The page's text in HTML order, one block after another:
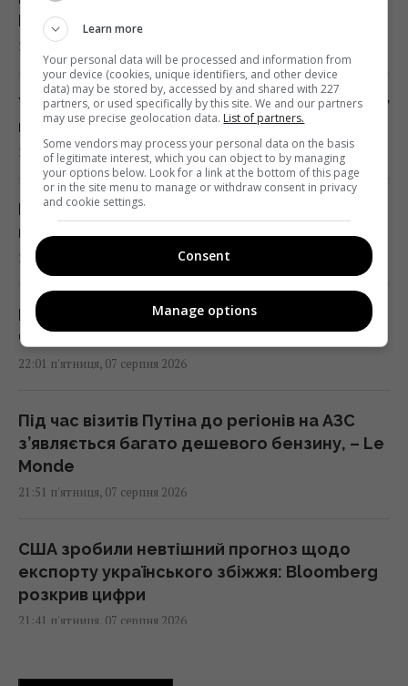
Німеччині літали підозрілі дрони, -ЗМІ
22:33 п'ятниця, 07 серпня 2026
У сумнозвісних Boeing-737 виявили ще одну
проблему
22:31 п'ятниця, 07 серпня 2026
Росія нарешті повертає свій ядерний
крейсер за $5 млрд, але є проблема
22:12 п'ятниця, 07 серпня 2026
Росія збирається остаточно анексувати
частину Грузії, - країни НАТО
22:01 п'ятниця, 07 серпня 2026
Під час візитів Путіна до регіонів на АЗС
з’являється багато дешевого бензину, – Le
Monde
21:51 п'ятниця, 07 серпня 2026
США зробили невтішний прогноз щодо
експорту українського збіжжя: Bloomberg
розкрив цифри
21:41 п'ятниця, 07 серпня 2026
В результаті атаки РФ знищено найбільший
Learn more
Your personal data will be processed and information from
your device (cookies, unique identifiers, and other device
data) may be stored by, accessed by and shared with 227
partners, or used specifically by this site. We and our partners
may use precise geolocation data. List of partners.
Some vendors may process your personal data on the basis
of legitimate interest, which you can object to by managing
your options below. Look for a link at the bottom of this page
or in the site menu to manage or withdraw consent in privacy
and cookie settings.
Consent
Manage options